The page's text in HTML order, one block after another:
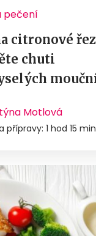
pečení
citronové
chuti
Motlová
přípravy: 1 hod 15 min